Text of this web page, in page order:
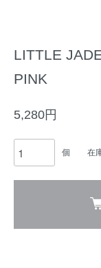
LITTLE
PINK
5,280円
個 在